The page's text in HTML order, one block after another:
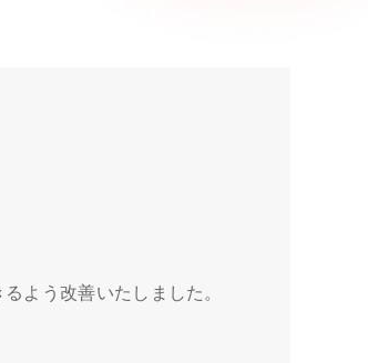
よう改善いたしました。